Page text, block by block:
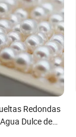
Redondas
Dulce de